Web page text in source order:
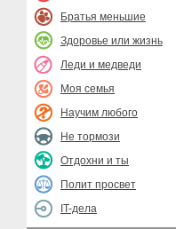
Братья меньшие
Здоровье или жизнь
Леди и медведи
Моя семья
Научим любого
Не тормози
Отдохни и ты
Полит просвет
IT-дела